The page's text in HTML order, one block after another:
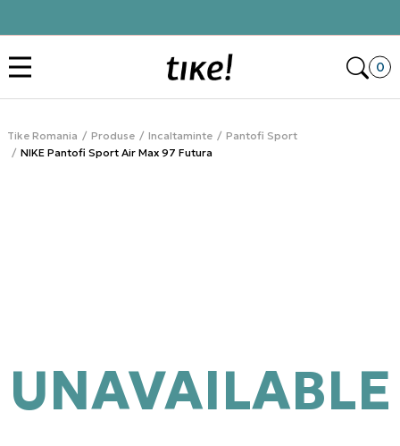
0
Tike Romania Produse Incaltaminte
Pantofi Sport
NIKE Pantofi Sport Air Max 97 Futura
UNAVAILABLE